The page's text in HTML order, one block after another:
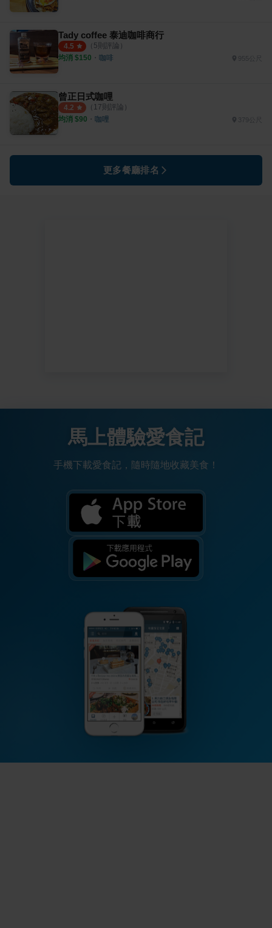
Tady coffee 泰迪咖啡商行
4.5 （ 5則評論）
均消 $150 ・ 咖啡 955公尺
曾正日式咖哩
4.2 （ 17則評論）
均消 $90 ・ 咖哩
更多餐廳排名
馬上體驗愛食記
手機下載愛食記，隨時隨地收藏美食！